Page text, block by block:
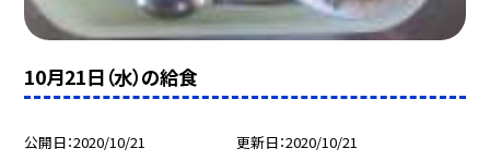
10月21日（水）の給食
公開日 2020/10/21 更新日 2020/10/21